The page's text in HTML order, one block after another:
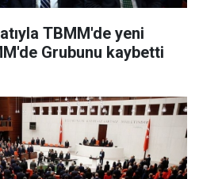
TBMM'de yeni
Grubunu kaybetti